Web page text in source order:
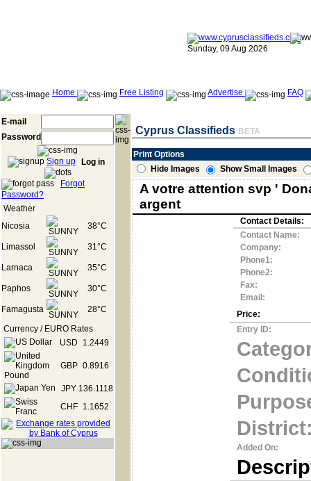
Sunday, 09 Aug 2026
Home Free Listing Advertise FAQ
E-mail
Password
Sign up Log in
Forgot
Password?
Weather
Nicosia
38°C
Limassol 31°C
Larnaca 35°C
Paphos 30°C
Famagusta
28°C
Currency / EURO Rates
USD
1.2449
GBP 0.8916
JPY 136.1118
CHF
1.1652
Cyprus Classifieds BETA
Print Options
Hide Images
Show Small Images
A votre attention svp '
argent
Contact Details:
Contact Name:
Company:
Phone1:
Phone2:
Fax:
Email:
Price:
Entry ID:
Added On: